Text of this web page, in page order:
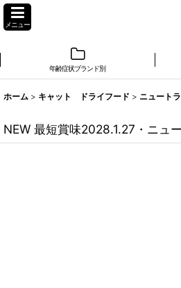
メニュー
年齢症状ブランド別
ホーム > キャット ドライフード > ニュート
NEW 最短賞味2028.1.27・ニュ